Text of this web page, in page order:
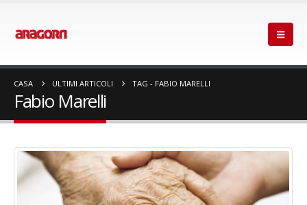
CASA ULTIMI ARTICOLI TAG - FABIO MARELLI
Fabio Marelli